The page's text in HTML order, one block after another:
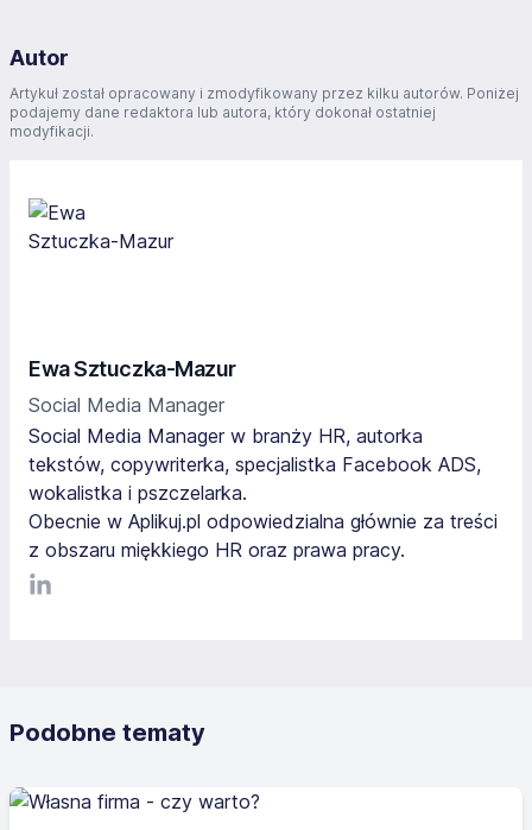
Autor
Artykuł został opracowany i zmodyfikowany przez kilku autorów. Poniżej
podajemy dane redaktora lub autora, który dokonał ostatniej
modyfikacji.
Ewa Sztuczka-Mazur
Social Media Manager
Social Media Manager w branży HR, autorka
tekstów, copywriterka, specjalistka Facebook ADS,
wokalistka i pszczelarka.
Obecnie w Aplikuj.pl odpowiedzialna głównie za treści
z obszaru miękkiego HR oraz prawa pracy.
LinkediIn
Podobne tematy